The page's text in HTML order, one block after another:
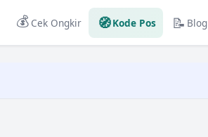
💰 Cek Ongkir 🧭Kode Pos 📝 Blog